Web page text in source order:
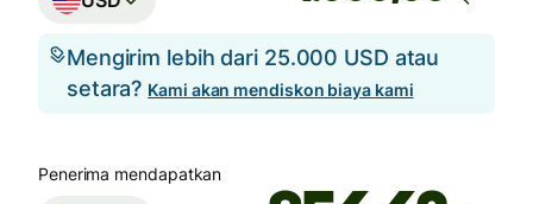
Mengirim lebih dari 25.000 USD atau
setara? Kami akan mendiskon biaya kami
Penerima mendapatkan